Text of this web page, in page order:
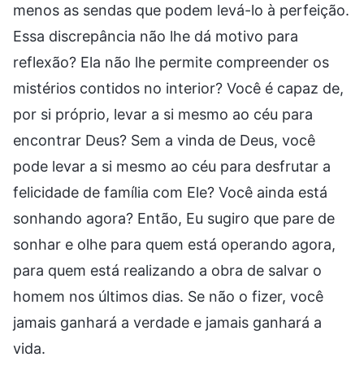
menos as sendas que podem levá-lo à perfeição.
Essa discrepância não lhe dá motivo para
reflexão? Ela não lhe permite compreender os
mistérios contidos no interior? Você é capaz de,
por si próprio, levar a si mesmo ao céu para
encontrar Deus? Sem a vinda de Deus, você
pode levar a si mesmo ao céu para desfrutar a
felicidade de família com Ele? Você ainda está
sonhando agora? Então, Eu sugiro que pare de
sonhar e olhe para quem está operando agora,
para quem está realizando a obra de salvar o
homem nos últimos dias. Se não o fizer, você
jamais ganhará a verdade e jamais ganhará a
vida.